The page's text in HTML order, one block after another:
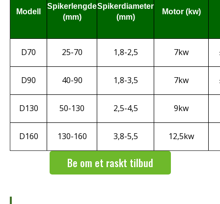
Modell
Spikerlengde
(mm)
Spikerdiameter
(mm)
Motor (kw)
D70 25-70 1,8-2,5 7kw
D90 40-90 1,8-3,5 7kw
D130 50-130 2,5-4,5 9kw
D160 130-160 3,8-5,5 12,5kw
Be om et raskt tilbud